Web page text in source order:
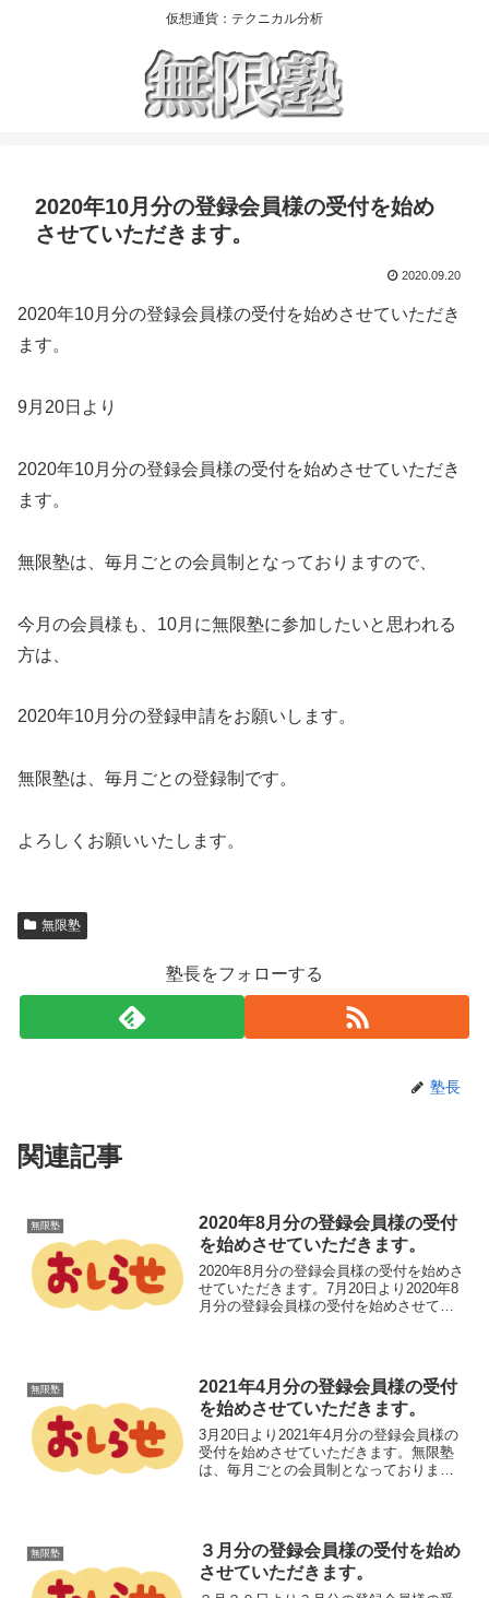
仮想通貨：テクニカル分析
2020年10月分の登録会員様の受付を始め
させていただきます。
2020.09.20
2020年10月分の登録会員様の受付を始めさせていただき
ます。
9月20日より
2020年10月分の登録会員様の受付を始めさせていただき
ます。
無限塾は、毎月ごとの会員制となっておりますので、
今月の会員様も、10月に無限塾に参加したいと思われる
方は、
2020年10月分の登録申請をお願いします。
無限塾は、毎月ごとの登録制です。
よろしくお願いいたします。
無限塾
塾長をフォローする
塾長
関連記事
無限塾
2020年8月分の登録会員様の受付
を始めさせていただきます。
2020年8月分の登録会員様の受付を始めさ
せていただきます。7月20日より2020年8
月分の登録会員様の受付を始めさせてい
方は、2...
無限塾
2021年4月分の登録会員様の受付
を始めさせていただきます。
3月20日より2021年4月分の登録会員様の
受付を始めさせていただきます。無限塾
は、毎月ごとの会員制となっております
月ごとの...
無限塾
３月分の登録会員様の受付を始め
させていただきます。